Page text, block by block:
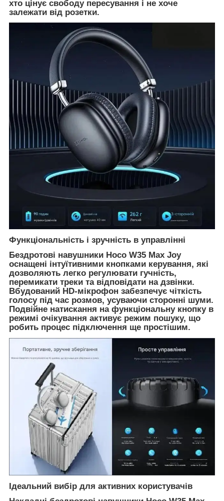
хто цінує свободу пересування і не хоче
залежати від розетки.
Функціональність і зручність в управлінні
Бездротові навушники Hoco W35 Max Joy
оснащені інтуїтивними кнопками керування, які
дозволяють легко регулювати гучність,
перемикати треки та відповідати на дзвінки.
Вбудований HD-мікрофон забезпечує чіткість
голосу під час розмов, усуваючи сторонні шуми.
Подвійне натискання на функціональну кнопку в
режимі очікування активує режим пошуку, що
робить процес підключення ще простішим.
Ідеальний вибір для активних користувачів